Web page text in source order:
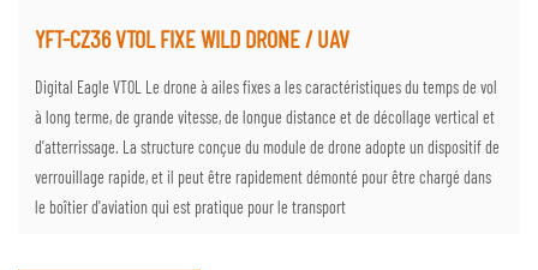
YFT-CZ36 VTOL FIXE WILD DRONE / UAV
Digital Eagle VTOL Le drone à ailes fixes a les caractéristiques du temps de vol
à long terme, de grande vitesse, de longue distance et de décollage vertical et
d'atterrissage. La structure conçue du module de drone adopte un dispositif de
verrouillage rapide, et il peut être rapidement démonté pour être chargé dans
le boîtier d'aviation qui est pratique pour le transport